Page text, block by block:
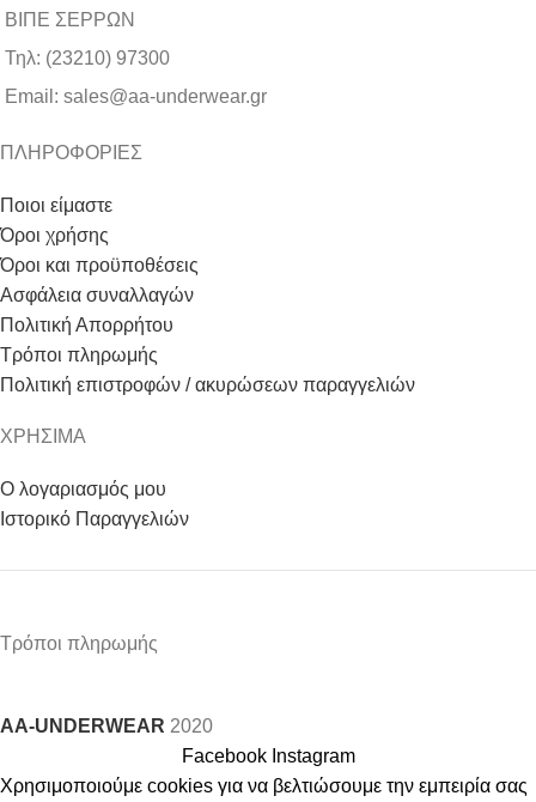
ΒΙΠΕ ΣΕΡΡΩΝ
Τηλ: (23210) 97300
Email: sales@aa-underwear.gr
ΠΛΗΡΟΦΟΡΙΕΣ
Ποιοι είμαστε
Όροι χρήσης
Όροι και προϋποθέσεις
Ασφάλεια συναλλαγών
Πολιτική Απορρήτου
Τρόποι πληρωμής
Πολιτική επιστροφών / ακυρώσεων παραγγελιών
ΧΡΗΣΙΜΑ
Ο λογαριασμός μου
Ιστορικό Παραγγελιών
Τρόποι πληρωμής
AA-UNDERWEAR 2020
Facebook Instagram
Χρησιμοποιούμε cookies για να βελτιώσουμε την εμπειρία σας